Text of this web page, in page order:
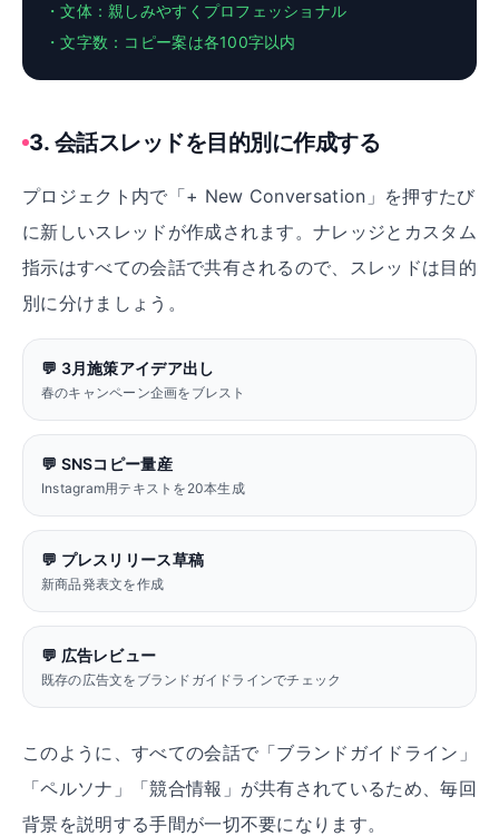
・文体：親しみやすくプロフェッショナル
・文字数：コピー案は各100字以内
3. 会話スレッドを目的別に作成する
プロジェクト内で「+ New Conversation」を押すたび
に新しいスレッドが作成されます。ナレッジとカスタム
指示はすべての会話で共有されるので、スレッドは目的
別に分けましょう。
💬 3月施策アイデア出し
春のキャンペーン企画をブレスト
💬 SNSコピー量産
Instagram用テキストを20本生成
💬 プレスリリース草稿
新商品発表文を作成
💬 広告レビュー
既存の広告文をブランドガイドラインでチェック
このように、すべての会話で「ブランドガイドライン」
「ペルソナ」「競合情報」が共有されているため、毎回
背景を説明する手間が一切不要になります。